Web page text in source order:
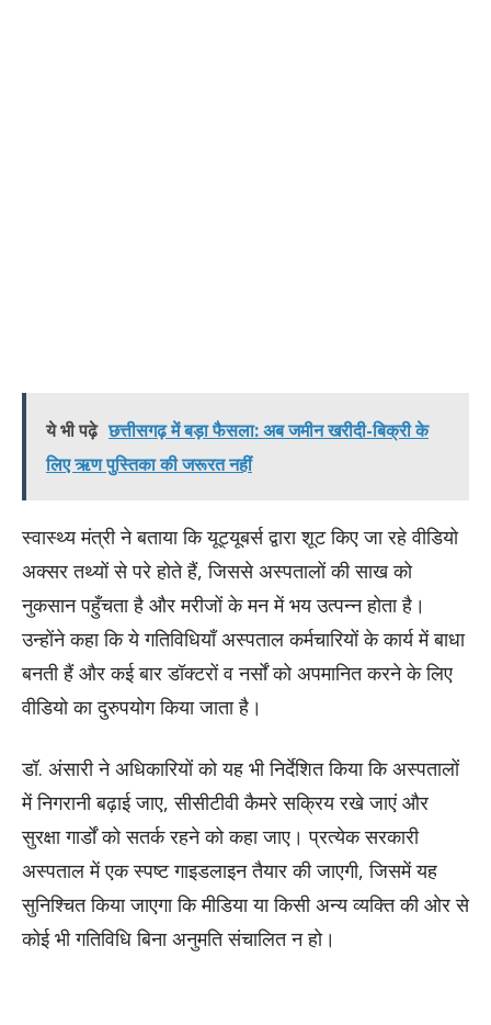
ये भी पढ़े छत्तीसगढ़ में बड़ा फैसला: अब जमीन खरीदी-बिक्री के
लिए ऋण पुस्तिका की जरूरत नहीं
स्वास्थ्य मंत्री ने बताया कि यूट्यूबर्स द्वारा शूट किए जा रहे वीडियो
अक्सर तथ्यों से परे होते हैं, जिससे अस्पतालों की साख को
नुकसान पहुँचता है और मरीजों के मन में भय उत्पन्न होता है।
उन्होंने कहा कि ये गतिविधियाँ अस्पताल कर्मचारियों के कार्य में बाधा
बनती हैं और कई बार डॉक्टरों व नर्सों को अपमानित करने के लिए
वीडियो का दुरुपयोग किया जाता है।
डॉ. अंसारी ने अधिकारियों को यह भी निर्देशित किया कि अस्पतालों
में निगरानी बढ़ाई जाए, सीसीटीवी कैमरे सक्रिय रखे जाएं और
सुरक्षा गार्डों को सतर्क रहने को कहा जाए। प्रत्येक सरकारी
अस्पताल में एक स्पष्ट गाइडलाइन तैयार की जाएगी, जिसमें यह
सुनिश्चित किया जाएगा कि मीडिया या किसी अन्य व्यक्ति की ओर से
कोई भी गतिविधि बिना अनुमति संचालित न हो।